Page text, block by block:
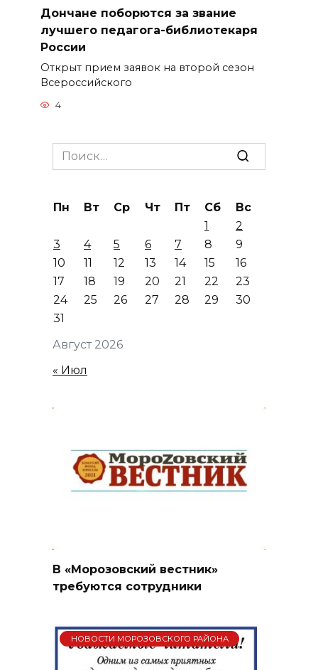
Дончане поборются за звание
лучшего педагога-библиотекаря
России
Открыт прием заявок на второй сезон
Всероссийского
4
Search
for:
Август 2026
Пн Вт Ср Чт Пт Сб
Вс
1
2
3
4 5 6 7 8
9
10
11 12 13 14 15
16
17
18 19 20 21 22
23
24
25 26 27 28 29
30
31
« Июл
В «Морозовский вестник»
требуются сотрудники
НОВОСТИ МОРОЗОВСКОГО РАЙОНА